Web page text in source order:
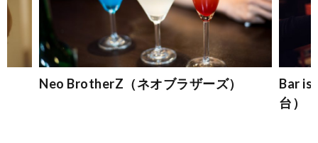
Neo BrotherZ（ネオブラザーズ）
Bar
台）